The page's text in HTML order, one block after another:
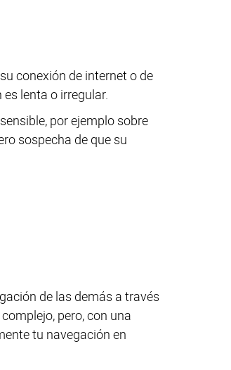
conexión de internet o de
lenta o irregular.
por ejemplo sobre
sospecha de que su
de las demás a través
pero, con una
tu navegación en